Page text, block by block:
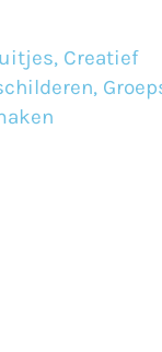
, Creatief
,